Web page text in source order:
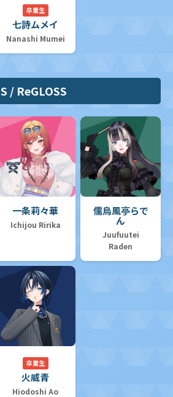
卒業生
七詩ムメイ
Nanashi Mumei
/ ReGLOSS
一条莉々華
Ichijou Ririka
儒烏風亭らで
ん
Juufuutei
Raden
卒業生
火威青
Hiodoshi Ao